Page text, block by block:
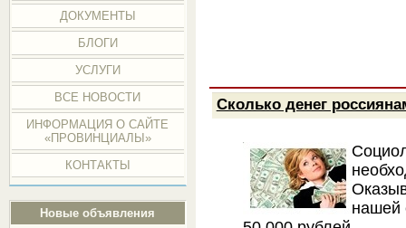
ДОКУМЕНТЫ
БЛОГИ
УСЛУГИ
ВСЕ НОВОСТИ
ИНФОРМАЦИЯ О САЙТЕ
«ПРОВИНЦИАЛЫ»
КОНТАКТЫ
Новые объявления
Сколько денег
нашей